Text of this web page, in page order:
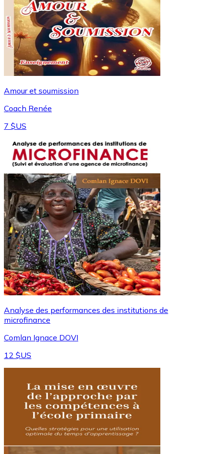
Amour et soumission
Coach Renée
7 $US
Analyse des performances des institutions de
microfinance
Comlan Ignace DOVI
12 $US